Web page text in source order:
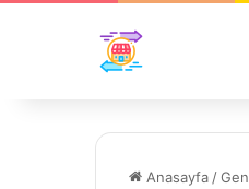
Anasayfa /